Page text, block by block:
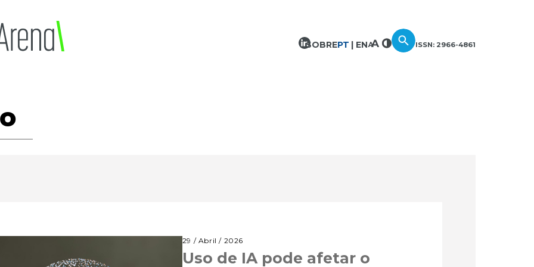
SOBREPT EN ISSN: 2966-4861
29 / Abril / 2026
Uso de IA pode afetar o